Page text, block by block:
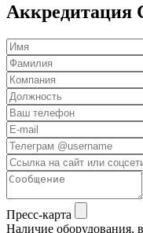
Пресс-карта
Наличие оборудования,